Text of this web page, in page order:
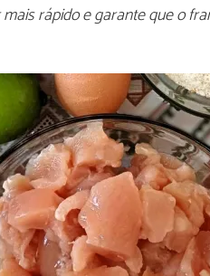
rápido e garante que o